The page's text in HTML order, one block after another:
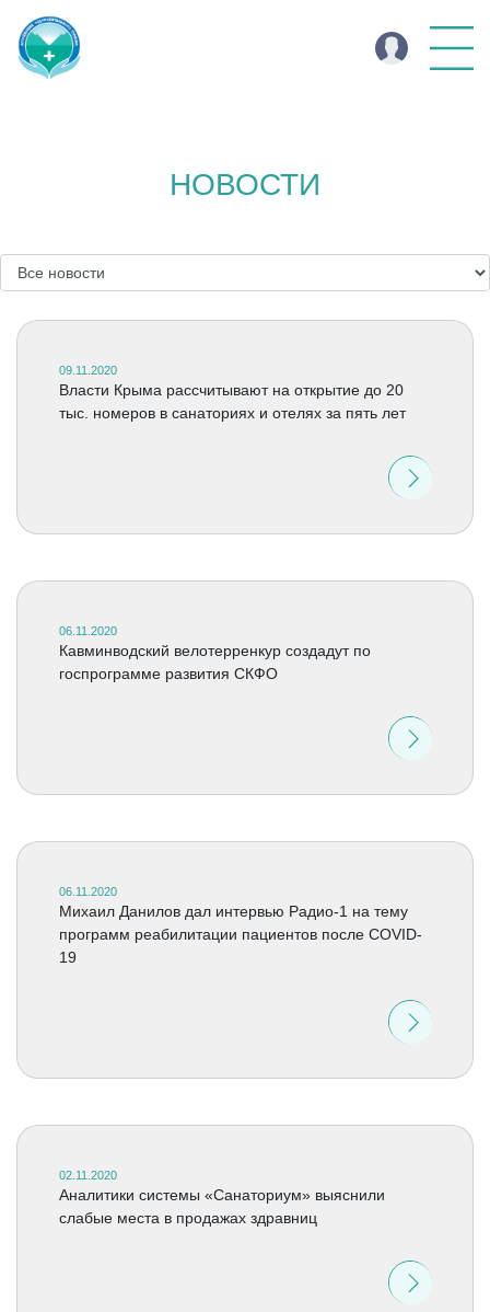
НОВОСТИ
09.11.2020
Власти Крыма рассчитывают на открытие до 20
тыс. номеров в санаториях и отелях за пять лет
06.11.2020
Кавминводский велотерренкур создадут по
госпрограмме развития СКФО
06.11.2020
Михаил Данилов дал интервью Радио-1 на тему
программ реабилитации пациентов после COVID-
19
02.11.2020
Аналитики системы «Санаториум» выяснили
слабые места в продажах здравниц